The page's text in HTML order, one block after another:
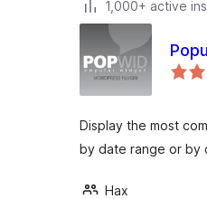
1,000+ active
Display the most
by date range or by
Hax